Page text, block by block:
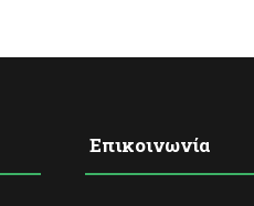
Επικοινωνία